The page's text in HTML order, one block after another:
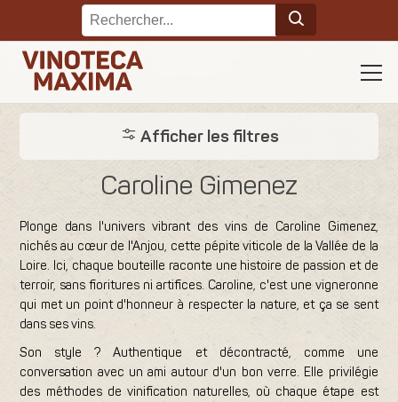
Afficher les filtres
Caroline Gimenez
Plonge dans l'univers vibrant des vins de Caroline Gimenez,
nichés au cœur de l'Anjou, cette pépite viticole de la Vallée de la
Loire. Ici, chaque bouteille raconte une histoire de passion et de
terroir, sans fioritures ni artifices. Caroline, c'est une vigneronne
qui met un point d'honneur à respecter la nature, et ça se sent
dans ses vins.
Son style ? Authentique et décontracté, comme une
conversation avec un ami autour d'un bon verre. Elle privilégie
des méthodes de vinification naturelles, où chaque étape est